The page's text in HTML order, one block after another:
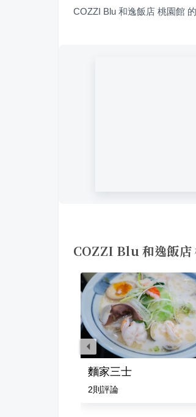
COZZI Blu 和逸飯店 桃園館
COZZI Blu 和逸飯店
麵家三士
2則評論